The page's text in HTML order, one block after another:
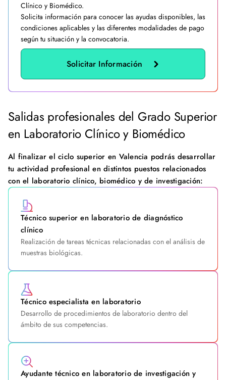
Clínico y Biomédico.
Solicita información para conocer las ayudas disponibles, las
condiciones aplicables y las diferentes modalidades de pago
según tu situación y la convocatoria.
Solicitar Información
Salidas profesionales del Grado Superior
en Laboratorio Clínico y Biomédico
Al finalizar el ciclo superior en Valencia podrás desarrollar
tu actividad profesional en distintos puestos relacionados
con el laboratorio clínico, biomédico y de investigación:
Técnico superior en laboratorio de diagnóstico
clínico
Realización de tareas técnicas relacionadas con el análisis de
muestras biológicas.
Técnico especialista en laboratorio
Desarrollo de procedimientos de laboratorio dentro del
ámbito de sus competencias.
Ayudante técnico en laboratorio de investigación y